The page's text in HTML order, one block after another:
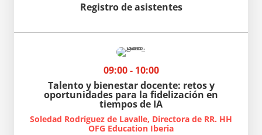
Registro de asistentes
09:00 - 10:00
Talento y bienestar docente: retos y
oportunidades para la fidelización en
tiempos de IA
Soledad Rodríguez de Lavalle, Directora de RR. HH
OFG Education Iberia